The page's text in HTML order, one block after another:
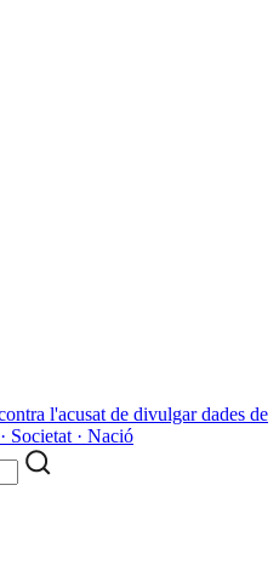
l'acusat de divulgar dades de
Societat · Nació